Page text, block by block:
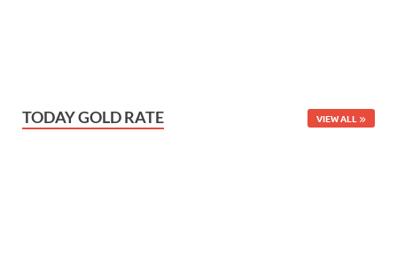
TODAY GOLD RATE VIEW ALL